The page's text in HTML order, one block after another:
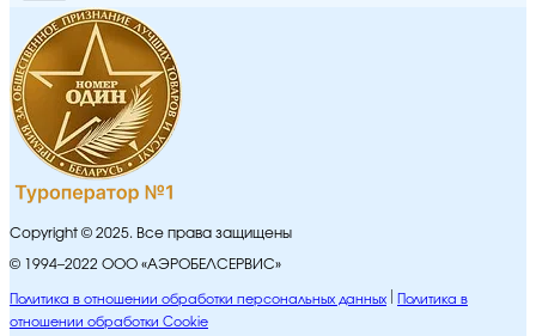
Copyright © 2025. Все права защищены
© 1994–2022 ООО «АЭРОБЕЛСЕРВИС»
Политика в отношении обработки персональных данных
Политика в
отношении обработки Cookie